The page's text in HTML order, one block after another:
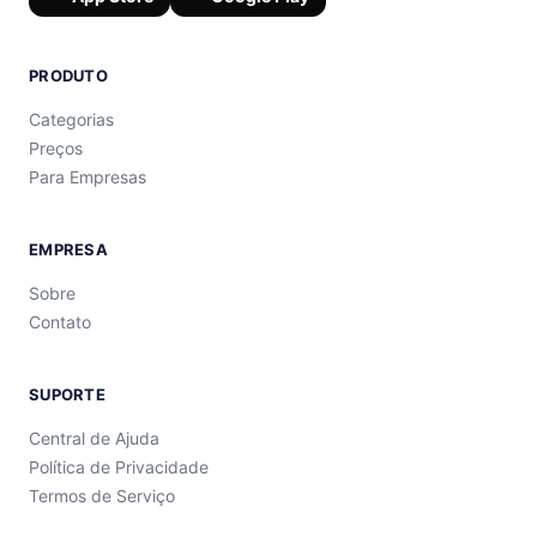
PRODUTO
Categorias
Preços
Para Empresas
EMPRESA
Sobre
Contato
SUPORTE
Central de Ajuda
Política de Privacidade
Termos de Serviço